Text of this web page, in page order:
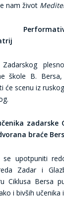
nam život
škole B.
će scenu iz
zadarske
braće
se upotpuniti
Zadar i
Ciklusa Bersa
i bivših učenika